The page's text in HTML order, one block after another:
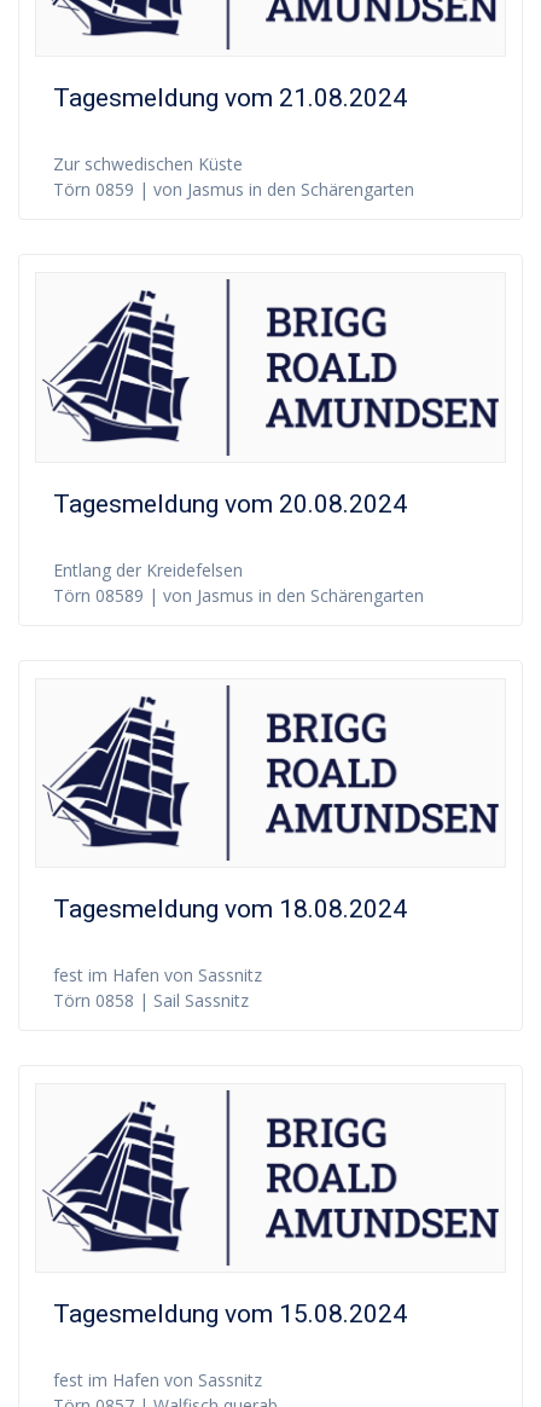
Tagesmeldung vom 21.08.2024
Zur schwedischen Küste
Törn 0859 | von Jasmus in den Schärengarten
Tagesmeldung vom 20.08.2024
Entlang der Kreidefelsen
Törn 08589 | von Jasmus in den Schärengarten
Tagesmeldung vom 18.08.2024
fest im Hafen von Sassnitz
Törn 0858 | Sail Sassnitz
Tagesmeldung vom 15.08.2024
fest im Hafen von Sassnitz